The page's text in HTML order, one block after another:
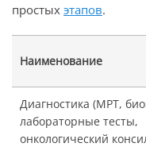
простых этапов.
Наименование
Диагностика (МРТ,
лабораторные тесты,
онкологический